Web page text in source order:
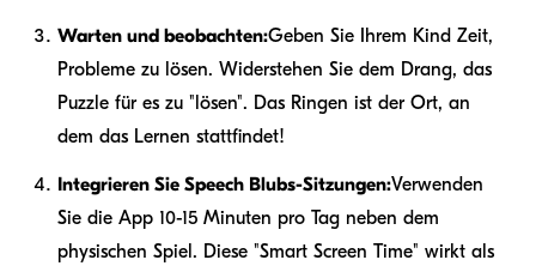
Warten und beobachten:Geben Sie Ihrem Kind Zeit,
Probleme zu lösen. Widerstehen Sie dem Drang, das
Puzzle für es zu "lösen". Das Ringen ist der Ort, an
dem das Lernen stattfindet!
Integrieren Sie Speech Blubs-Sitzungen:Verwenden
Sie die App 10-15 Minuten pro Tag neben dem
physischen Spiel. Diese "Smart Screen Time" wirkt als